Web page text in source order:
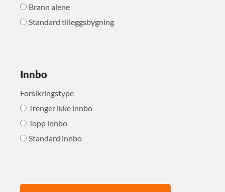
Brann alene
Standard tilleggsbygning
Innbo
Forsikringstype
Trenger ikke innbo
Topp innbo
Standard innbo